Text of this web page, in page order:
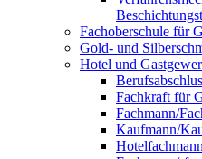
Fachoberschule für
Gold- und
Hotel und
Fachkraft für
Fachmann/
Kaufmann/